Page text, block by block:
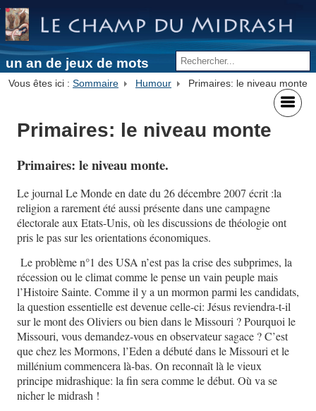
un an de jeux de mots
Vous êtes ici : Sommaire Humour Primaires: le niveau monte
Primaires: le niveau monte
Primaires: le niveau monte.
Le journal Le Mondeen date du 26 décembre 2007 écrit :la
religion a rarement été aussi présente dans une campagne
électorale aux Etats-Unis, où les discussions de théologie ont
pris le pas sur les orientations économiques.
Le problème n°1 des USA n’est pas la crise des subprimes, la
récession ou le climat comme le pense un vain peuple mais
l’Histoire Sainte. Comme il y a un mormon parmi les candidats,
la question essentielle est devenue celle-ci: Jésus reviendra-t-il
sur le mont des Oliviers ou bien dans le Missouri ? Pourquoi le
Missouri, vous demandez-vous en observateur sagace ? C’est
que chez les Mormons, l’Eden a débuté dans le Missouri et le
millénium commencera là-bas. On reconnaît là le vieux
principe midrashique: la fin sera comme le début. Où va se
nicher le midrash !